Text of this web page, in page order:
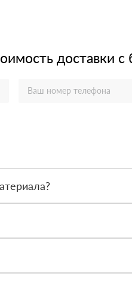
доставки